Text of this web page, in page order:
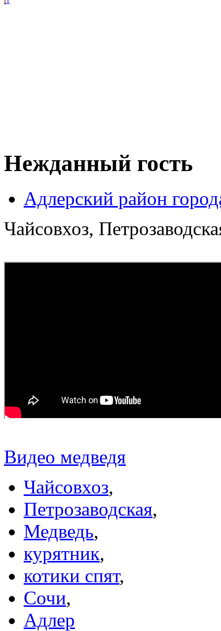
Нежданный гость
Адлерский район
Чайсовхоз,
Видео медведя
Чайсовхоз,
Петрозаводская,
Медведь,
курятник,
котики спят,
Сочи,
Адлер